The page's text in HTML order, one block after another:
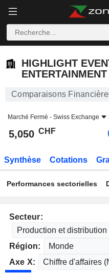
HIGHLIGHT
Comparaisons
Marché Fermé - Swiss Exchange
5,050 CHF
Synthèse Cotations
Performances sectorielles
Secteur:
Région:
Axe X: